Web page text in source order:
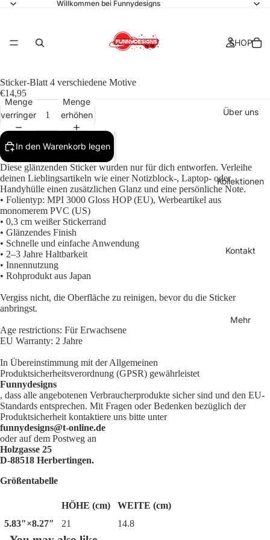
Willkommen bei Funnydesigns
SHOP
Über uns
Kollektionen
Kontakt
Mehr
Sticker-Blatt 4 verschiedene Motive
€14,95
Menge
verringern
Menge
erhöhen
In den Warenkorb legen
Diese glänzenden Sticker wurden nur für dich entworfen. Verleihe
deinen Lieblingsartikeln wie einer Notizblock-, Laptop- oder
Handyhülle einen zusätzlichen Glanz und eine persönliche Note.
• Folientyp: MPI 3000 Gloss HOP (EU), Werbeartikel aus
monomerem PVC (US)
• 0,3 cm weißer Stickerrand
• Glänzendes Finish
• Schnelle und einfache Anwendung
• 2–3 Jahre Haltbarkeit
• Innennutzung
• Rohprodukt aus Japan
Vergiss nicht, die Oberfläche zu reinigen, bevor du die Sticker
anbringst.
Age restrictions: Für Erwachsene
EU Warranty: 2 Jahre
In Übereinstimmung mit der Allgemeinen
Produktsicherheitsverordnung (GPSR) gewährleistet
Funnydesigns
, dass alle angebotenen Verbraucherprodukte sicher sind und den EU-
Standards entsprechen. Mit Fragen oder Bedenken bezüglich der
Produktsicherheit kontaktiere uns bitte unter
funnydesigns@t-online.de
oder auf dem Postweg an
Holzgasse 25
D-88518 Herbertingen.
Größentabelle
HÖHE (cm)
WEITE (cm)
5.83″×8.27″
21 14.8